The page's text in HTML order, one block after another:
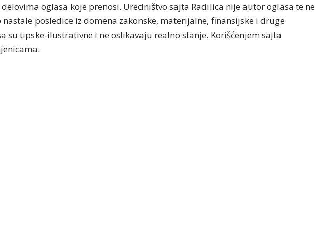
oglasa koje prenosi. Uredništvo sajta Radilica nije autor oglasa te ne
posledice iz domena zakonske, materijalne, finansijske i druge
su tipske-ilustrativne i ne oslikavaju realno stanje. Korišćenjem sajta